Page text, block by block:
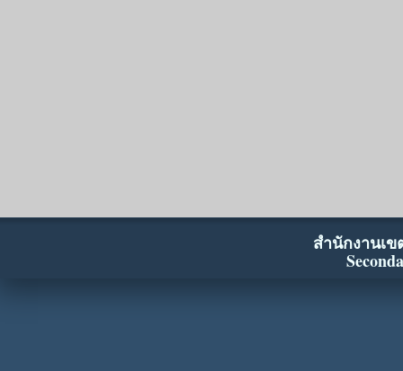
สำนักงานเ